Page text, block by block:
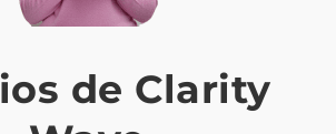
de Clarity